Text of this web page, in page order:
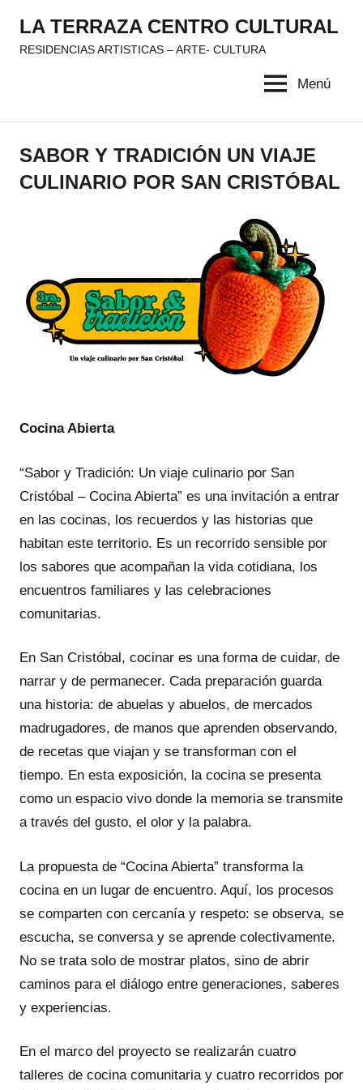
contenido
LA TERRAZA CENTRO CULTURAL
RESIDENCIAS ARTISTICAS – ARTE- CULTURA
Menú
SABOR Y TRADICIÓN UN VIAJE
CULINARIO POR SAN CRISTÓBAL
Cocina Abierta
“Sabor y Tradición: Un viaje culinario por San
Cristóbal – Cocina Abierta” es una invitación a entrar
en las cocinas, los recuerdos y las historias que
habitan este territorio. Es un recorrido sensible por
los sabores que acompañan la vida cotidiana, los
encuentros familiares y las celebraciones
comunitarias.
En San Cristóbal, cocinar es una forma de cuidar, de
narrar y de permanecer. Cada preparación guarda
una historia: de abuelas y abuelos, de mercados
madrugadores, de manos que aprenden observando,
de recetas que viajan y se transforman con el
tiempo. En esta exposición, la cocina se presenta
como un espacio vivo donde la memoria se transmite
a través del gusto, el olor y la palabra.
La propuesta de “Cocina Abierta” transforma la
cocina en un lugar de encuentro. Aquí, los procesos
se comparten con cercanía y respeto: se observa, se
escucha, se conversa y se aprende colectivamente.
No se trata solo de mostrar platos, sino de abrir
caminos para el diálogo entre generaciones, saberes
y experiencias.
En el marco del proyecto se realizarán cuatro
talleres de cocina comunitaria y cuatro recorridos por